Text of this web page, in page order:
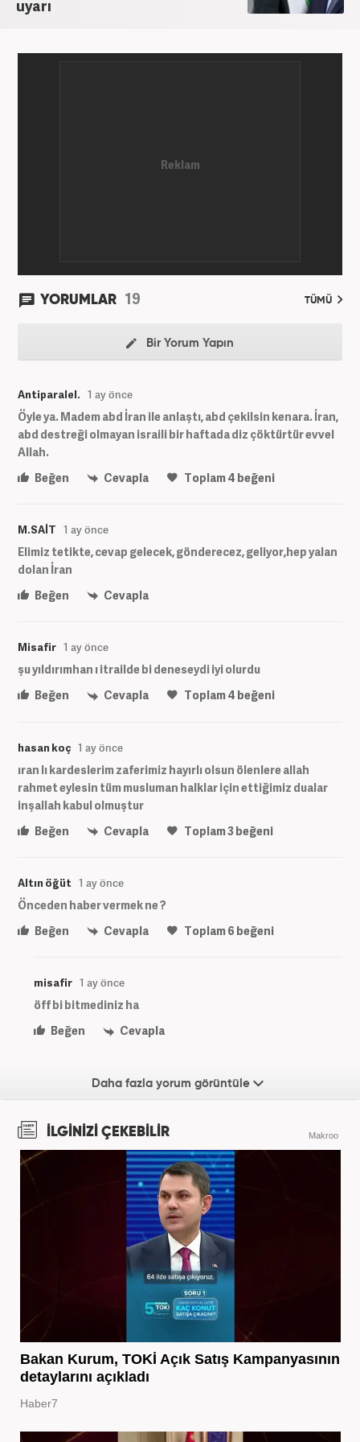
uyarı
YORUMLAR 19 TÜMÜ
Bir Yorum Yapın
Antiparalel. 1 ay önce
Öyle ya. Madem abd İran ile anlaştı, abd çekilsin kenara. İran,
abd destreği olmayan israili bir haftada diz çöktürtür evvel
Allah.
Beğen
Cevapla Toplam4 beğeni
M.SAİT 1 ay önce
Elimiz tetikte, cevap gelecek, gönderecez, geliyor,hep yalan
dolan İran
Beğen
Cevapla
Misafir 1 ay önce
şu yıldırımhan ı itrailde bi deneseydi iyi olurdu
Beğen
Cevapla Toplam4 beğeni
hasan koç 1 ay önce
ıran lı kardeslerim zaferimiz hayırlı olsun ölenlere allah
rahmet eylesin tüm musluman halklar için ettiğimiz dualar
inşallah kabul olmuştur
Beğen
Cevapla Toplam3beğeni
Altın öğüt 1 ay önce
Önceden haber vermek ne ?
Beğen
Cevapla Toplam6 beğeni
misafir 1 ay önce
öff bi bitmediniz ha
Beğen
Cevapla
Daha fazla yorum görüntüle
İLGİNİZİ ÇEKEBİLİR Makroo
Bakan Kurum, TOKİ Açık Satış Kampanyasının
detaylarını açıkladı
Haber7